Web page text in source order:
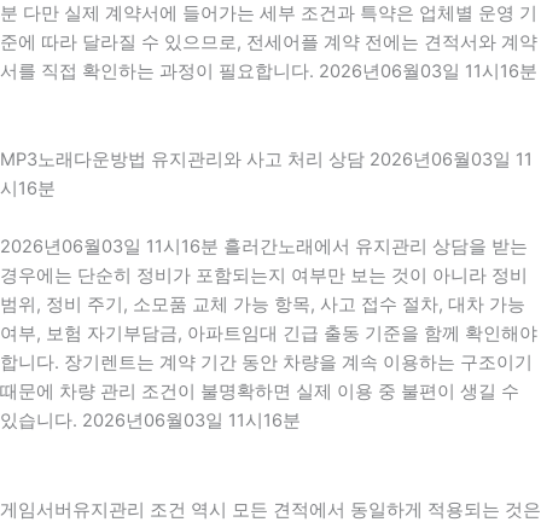
분 다만 실제 계약서에 들어가는 세부 조건과 특약은 업체별 운영 기
준에 따라 달라질 수 있으므로, 전세어플 계약 전에는 견적서와 계약
서를 직접 확인하는 과정이 필요합니다. 2026년06월03일 11시16분
MP3노래다운방법 유지관리와 사고 처리 상담 2026년06월03일 11
시16분
2026년06월03일 11시16분 흘러간노래에서 유지관리 상담을 받는
경우에는 단순히 정비가 포함되는지 여부만 보는 것이 아니라 정비
범위, 정비 주기, 소모품 교체 가능 항목, 사고 접수 절차, 대차 가능
여부, 보험 자기부담금, 아파트임대 긴급 출동 기준을 함께 확인해야
합니다. 장기렌트는 계약 기간 동안 차량을 계속 이용하는 구조이기
때문에 차량 관리 조건이 불명확하면 실제 이용 중 불편이 생길 수
있습니다. 2026년06월03일 11시16분
게임서버유지관리 조건 역시 모든 견적에서 동일하게 적용되는 것은